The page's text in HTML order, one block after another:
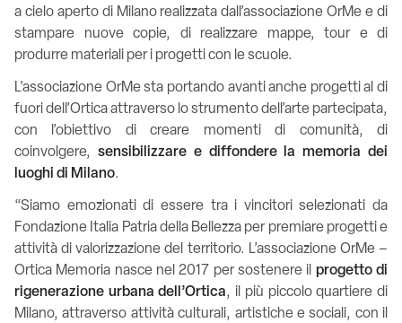
a cielo aperto di Milano realizzata dall’associazione OrMe e di
stampare nuove copie, di realizzare mappe, tour e di
produrre materiali per i progetti con le scuole.
L’associazione OrMe sta portando avanti anche progetti al di
fuori dell’Ortica attraverso lo strumento dell’arte partecipata,
con l’obiettivo di creare momenti di comunità, di
coinvolgere, sensibilizzare e diffondere la memoria dei
luoghi di Milano.
“Siamo emozionati di essere tra i vincitori selezionati da
Fondazione Italia Patria della Bellezza per premiare progetti e
attività di valorizzazione del territorio. L’associazione OrMe –
Ortica Memoria nasce nel 2017 per sostenere il progetto di
rigenerazione urbana dell’Ortica, il più piccolo quartiere di
Milano, attraverso attività culturali, artistiche e sociali, con il